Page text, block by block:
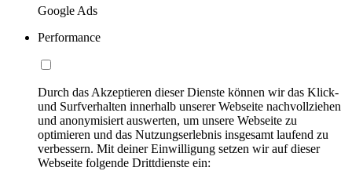
Google Ads
Performance
Durch das Akzeptieren dieser Dienste können wir das Klick-
und Surfverhalten innerhalb unserer Webseite nachvollziehen
und anonymisiert auswerten, um unsere Webseite zu
optimieren und das Nutzungserlebnis insgesamt laufend zu
verbessern. Mit deiner Einwilligung setzen wir auf dieser
Webseite folgende Drittdienste ein: